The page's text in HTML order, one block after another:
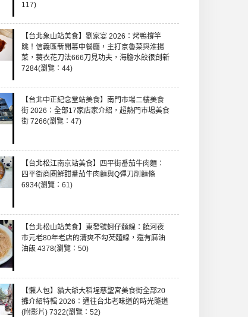
117)
【台北象山站美食】劉家宴 2026：烤鴨撐竿
跳！信義區新開幕中餐廳，主打京魯菜與淮揚
菜，蓑衣花刀法666刀見功夫，海膽水餃很創新
7284(瀏覽：44)
【台北中正紀念堂站美食】南門市場二樓美食
街 2026：全部17家店家介紹，超熱門市場美食
街 7266(瀏覽：47)
【台北松江南京站美食】四平街番茄牛肉麵：
四平街商圈鮮甜番茄牛肉麵與Q彈刀削麵條
6934(瀏覽：61)
【台北松山站美食】東發號蚵仔麵線：饒河夜
市元老80年老店的清爽不勾芡麵線，還有麻油
油飯 4378(瀏覽：50)
【懶人包】貓大爺大稻埕慈聖宮美食街全部20
攤介紹特輯 2026：通往台北老味道的時光隧道
(附影片) 7322(瀏覽：52)